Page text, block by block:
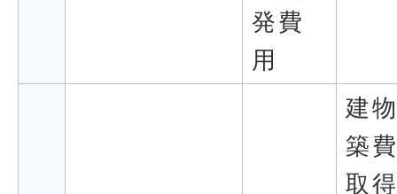
発費
用
建
築
取